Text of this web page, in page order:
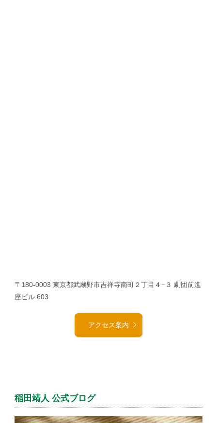
〒180-0003 東京都武蔵野市吉祥寺南町２丁目４−３ 劇団前進
座ビル 603
アクセス案内
稲田靖人 公式ブログ